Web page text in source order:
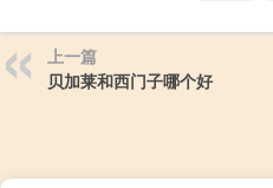
上一篇
贝加莱和西门子哪个好